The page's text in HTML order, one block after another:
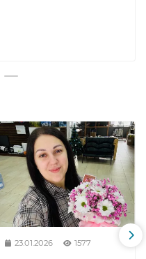
23.01.2026 1577